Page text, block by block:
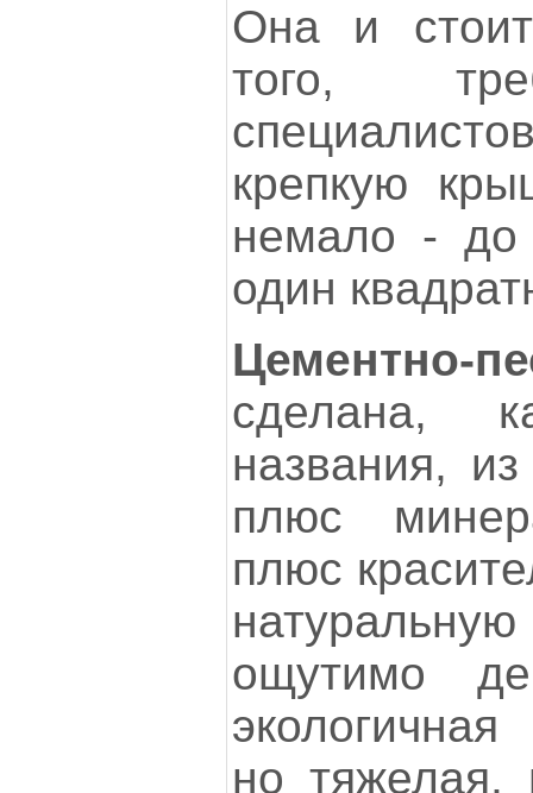
Она и
того,
крепкую
немало - до
один
Цементно-
сделана,
названия,
плюс
плюс
ощутимо
но тяжелая,